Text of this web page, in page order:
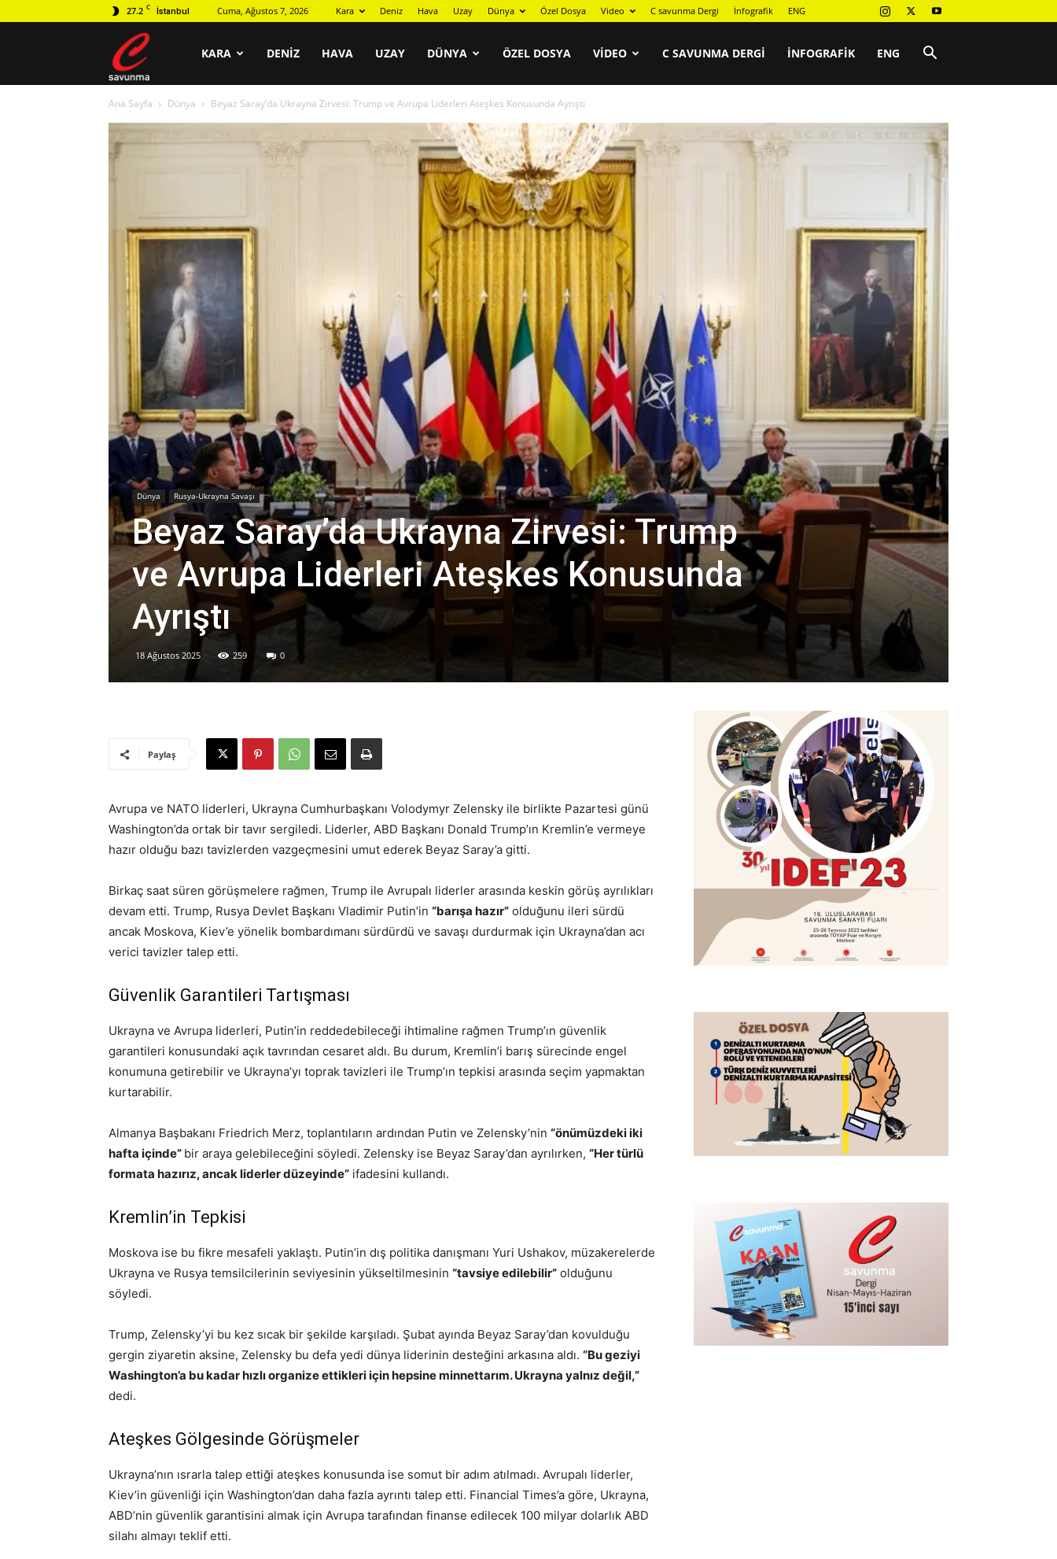
27.2 C İstanbul Cuma, Ağustos 7, 2026 Kara Deniz Hava Uzay Dünya Özel Dosya Video C savunma Dergi İnfografik ENG
KARA DENIZ HAVA UZAY DÜNYA ÖZEL DOSYA VIDEO C SAVUNMA DERGI İNFOGRAFIK ENG
Ana Sayfa Dünya Beyaz Saray’da Ukrayna Zirvesi: Trump ve Avrupa Liderleri Ateşkes Konusunda Ayrıştı
Dünya Rusya-Ukrayna Savaşı
Beyaz Saray’da Ukrayna Zirvesi: Trump
ve Avrupa Liderleri Ateşkes Konusunda
Ayrıştı
18 Ağustos 2025 259 0
Paylaş
Avrupa ve NATO liderleri, Ukrayna Cumhurbaşkanı Volodymyr Zelensky ile birlikte Pazartesi günü
Washington’da ortak bir tavır sergiledi. Liderler, ABD Başkanı Donald Trump’ın Kremlin’e vermeye
hazır olduğu bazı tavizlerden vazgeçmesini umut ederek Beyaz Saray’a gitti.
Birkaç saat süren görüşmelere rağmen, Trump ile Avrupalı liderler arasında keskin görüş ayrılıkları
devam etti. Trump, Rusya Devlet Başkanı Vladimir Putin’in “barışa hazır” olduğunu ileri sürdü
ancak Moskova, Kiev’e yönelik bombardımanı sürdürdü ve savaşı durdurmak için Ukrayna’dan acı
verici tavizler talep etti.
Güvenlik Garantileri Tartışması
Ukrayna ve Avrupa liderleri, Putin’in reddedebileceği ihtimaline rağmen Trump’ın güvenlik
garantileri konusundaki açık tavrından cesaret aldı. Bu durum, Kremlin’i barış sürecinde engel
konumuna getirebilir ve Ukrayna’yı toprak tavizleri ile Trump’ın tepkisi arasında seçim yapmaktan
kurtarabilir.
Almanya Başbakanı Friedrich Merz, toplantıların ardından Putin ve Zelensky’nin “önümüzdeki iki
hafta içinde” bir araya gelebileceğini söyledi. Zelensky ise Beyaz Saray’dan ayrılırken, “Her türlü
formata hazırız, ancak liderler düzeyinde” ifadesini kullandı.
Kremlin’in Tepkisi
Moskova ise bu fikre mesafeli yaklaştı. Putin’in dış politika danışmanı Yuri Ushakov, müzakerelerde
Ukrayna ve Rusya temsilcilerinin seviyesinin yükseltilmesinin “tavsiye edilebilir” olduğunu
söyledi.
Trump, Zelensky’yi bu kez sıcak bir şekilde karşıladı. Şubat ayında Beyaz Saray’dan kovulduğu
gergin ziyaretin aksine, Zelensky bu defa yedi dünya liderinin desteğini arkasına aldı. “Bu geziyi
Washington’a bu kadar hızlı organize ettikleri için hepsine minnettarım. Ukrayna yalnız değil,”
dedi.
Ateşkes Gölgesinde Görüşmeler
Ukrayna’nın ısrarla talep ettiği ateşkes konusunda ise somut bir adım atılmadı. Avrupalı liderler,
Kiev’in güvenliği için Washington’dan daha fazla ayrıntı talep etti. Financial Times’a göre, Ukrayna,
ABD’nin güvenlik garantisini almak için Avrupa tarafından finanse edilecek 100 milyar dolarlık ABD
silahı almayı teklif etti.